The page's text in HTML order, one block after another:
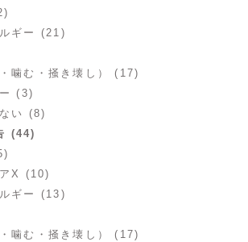
ギー (21)
噛む・掻き壊し） (17)
(3)
い (8)
(44)
X (10)
ギー (13)
噛む・掻き壊し） (17)